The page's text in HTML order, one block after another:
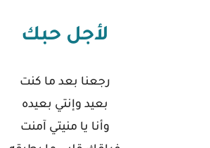
لأجل حبك
رجعنا بعد ما كنت
بعيد وإنتي بعيده
وأنا يا منيتي آمنت